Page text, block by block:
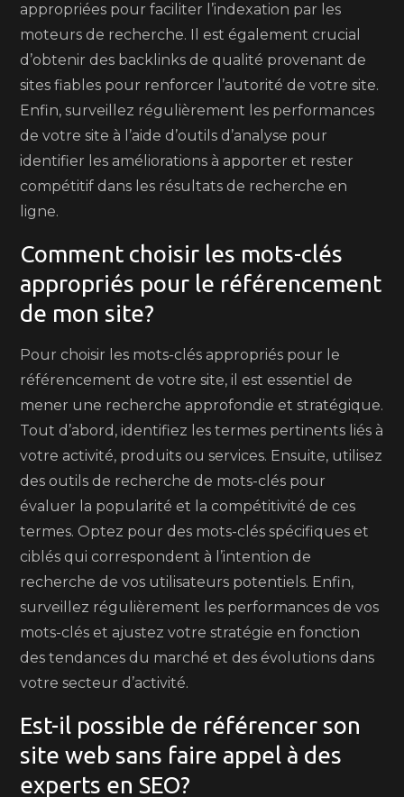
appropriées pour faciliter l’indexation par les
moteurs de recherche. Il est également crucial
d’obtenir des backlinks de qualité provenant de
sites fiables pour renforcer l’autorité de votre site.
Enfin, surveillez régulièrement les performances
de votre site à l’aide d’outils d’analyse pour
identifier les améliorations à apporter et rester
compétitif dans les résultats de recherche en
ligne.
Comment choisir les mots-clés
appropriés pour le référencement
de mon site?
Pour choisir les mots-clés appropriés pour le
référencement de votre site, il est essentiel de
mener une recherche approfondie et stratégique.
Tout d’abord, identifiez les termes pertinents liés à
votre activité, produits ou services. Ensuite, utilisez
des outils de recherche de mots-clés pour
évaluer la popularité et la compétitivité de ces
termes. Optez pour des mots-clés spécifiques et
ciblés qui correspondent à l’intention de
recherche de vos utilisateurs potentiels. Enfin,
surveillez régulièrement les performances de vos
mots-clés et ajustez votre stratégie en fonction
des tendances du marché et des évolutions dans
votre secteur d’activité.
Est-il possible de référencer son
site web sans faire appel à des
experts en SEO?